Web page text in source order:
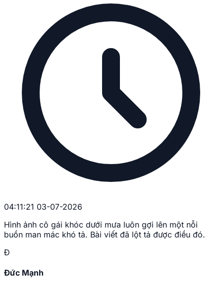
04:11:21 03-07-2026
Hình ảnh cô gái khóc dưới mưa luôn gợi lên một nỗi
buồn man mác khó tả. Bài viết đã lột tả được điều đó.
Đ
Đức Mạnh